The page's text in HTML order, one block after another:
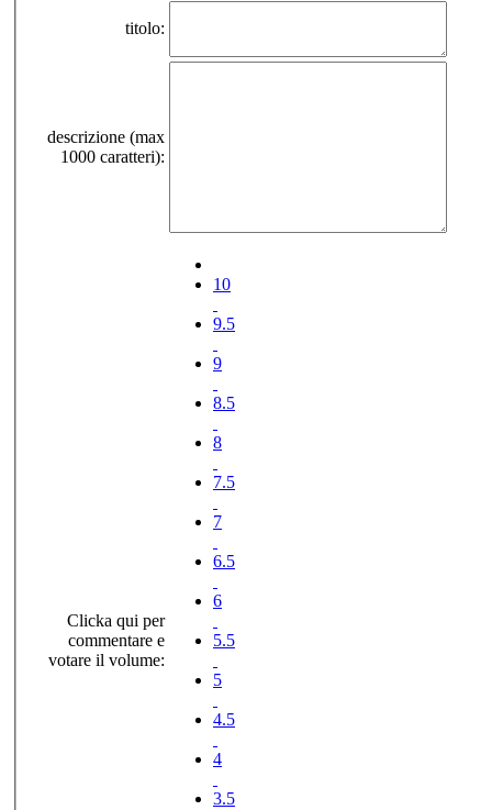
titolo:
descrizione (max
1000 caratteri):
Clicka qui per
commentare e
votare il volume:
10
9.5
9
8.5
8
7.5
7
6.5
6
5.5
5
4.5
4
3.5